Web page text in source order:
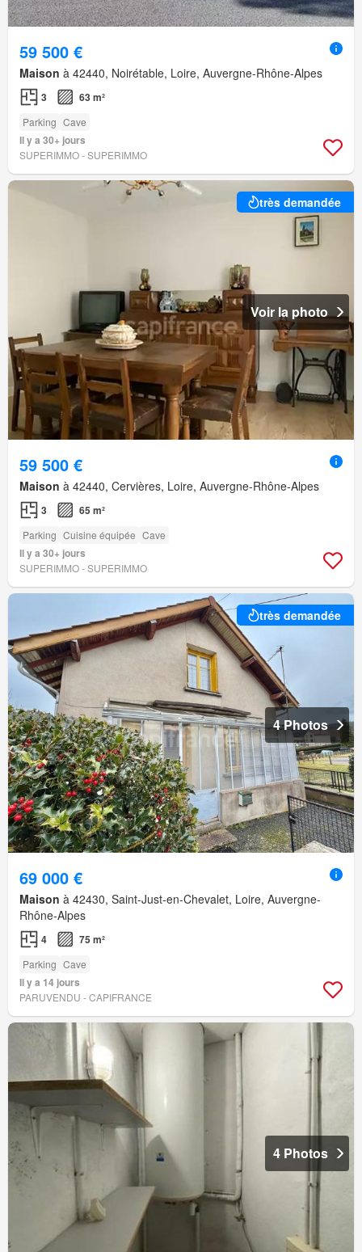
59 500 €
Maison à 42440, Noirétable, Loire, Auvergne-Rhône-Alpes
3 63 m²
Parking Cave
Il y a 30+ jours
SUPERIMMO - SUPERIMMO
très demandée
Voir la photo
59 500 €
Maison à 42440, Cervières, Loire, Auvergne-Rhône-Alpes
3 65 m²
Parking Cuisine équipée Cave
Il y a 30+ jours
SUPERIMMO - SUPERIMMO
très demandée
4 Photos
69 000 €
Maison à 42430, Saint-Just-en-Chevalet, Loire, Auvergne-
Rhône-Alpes
4 75 m²
Parking Cave
Il y a 14 jours
PARUVENDU - CAPIFRANCE
4 Photos